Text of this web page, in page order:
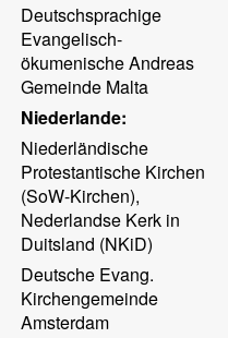
Deutschsprachige
Evangelisch-
ökumenische Andreas
Gemeinde Malta
Niederlande:
Niederländische
Protestantische Kirchen
(SoW-Kirchen),
Nederlandse Kerk in
Duitsland (NKiD)
Deutsche Evang.
Kirchengemeinde
Amsterdam